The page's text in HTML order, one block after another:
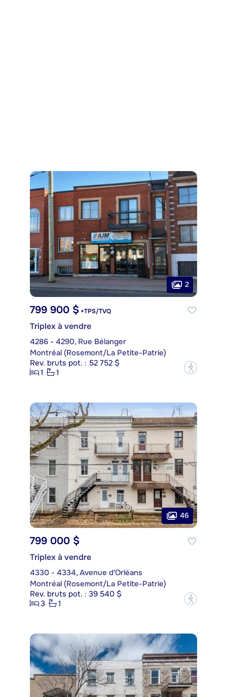
2
799 900 $ +TPS/TVQ
Triplex à vendre
4286 - 4290, Rue Bélanger
Montréal (Rosemont/La Petite-Patrie)
Rev. bruts pot. : 52 752 $
1
1 ?
46
799 000 $
Triplex à vendre
4330 - 4334, Avenue d'Orléans
Montréal (Rosemont/La Petite-Patrie)
Rev. bruts pot. : 39 540 $
3
1 ?